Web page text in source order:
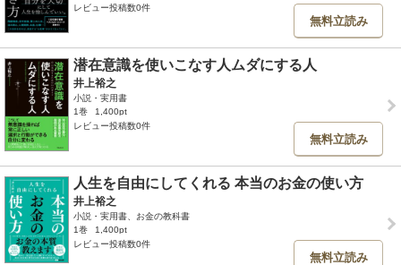
レビュー投稿数0件
無料立読み
潜在意識を使いこなす人ムダにする人
井上裕之
小説・実用書
1巻
1,400pt
レビュー投稿数0件
無料立読み
人生を自由にしてくれる 本当のお金の使い方
井上裕之
小説・実用書、お金の教科書
1巻
1,400pt
レビュー投稿数0件
無料立読み